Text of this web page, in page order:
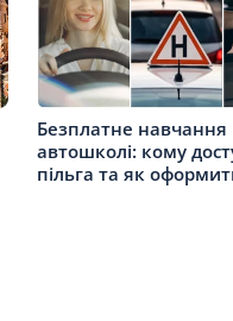
Безплатне навчання
автошколі: кому
пільга та як